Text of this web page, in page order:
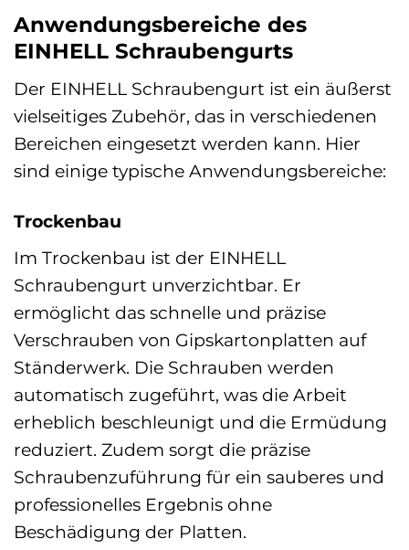
Anwendungsbereiche des
EINHELL Schraubengurts
Der EINHELL Schraubengurt ist ein äußerst
vielseitiges Zubehör, das in verschiedenen
Bereichen eingesetzt werden kann. Hier
sind einige typische Anwendungsbereiche:
Trockenbau
Im Trockenbau ist der EINHELL
Schraubengurt unverzichtbar. Er
ermöglicht das schnelle und präzise
Verschrauben von Gipskartonplatten auf
Ständerwerk. Die Schrauben werden
automatisch zugeführt, was die Arbeit
erheblich beschleunigt und die Ermüdung
reduziert. Zudem sorgt die präzise
Schraubenzuführung für ein sauberes und
professionelles Ergebnis ohne
Beschädigung der Platten.